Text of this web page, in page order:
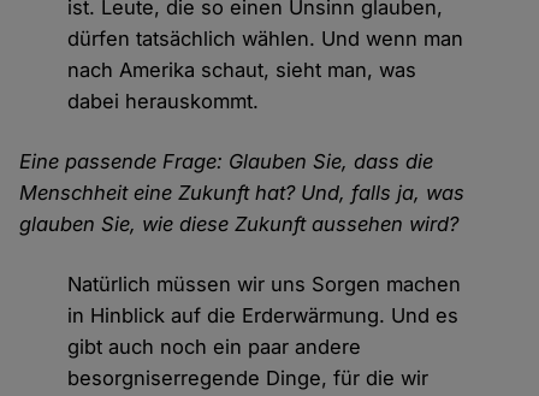
ist. Leute, die so einen Unsinn glauben,
dürfen tatsächlich wählen. Und wenn man
nach Amerika schaut, sieht man, was
dabei herauskommt.
Eine passende Frage: Glauben Sie, dass die
Menschheit eine Zukunft hat? Und, falls ja, was
glauben Sie, wie diese Zukunft aussehen wird?
Natürlich müssen wir uns Sorgen machen
in Hinblick auf die Erderwärmung. Und es
gibt auch noch ein paar andere
besorgniserregende Dinge, für die wir